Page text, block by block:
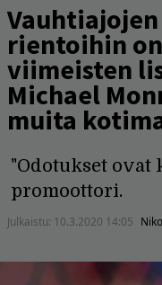
rientoihin
viimeisten
Michael
muita
"Odotukset ovat
promoottori.
Julkaistu: 10.3.2020 14:05